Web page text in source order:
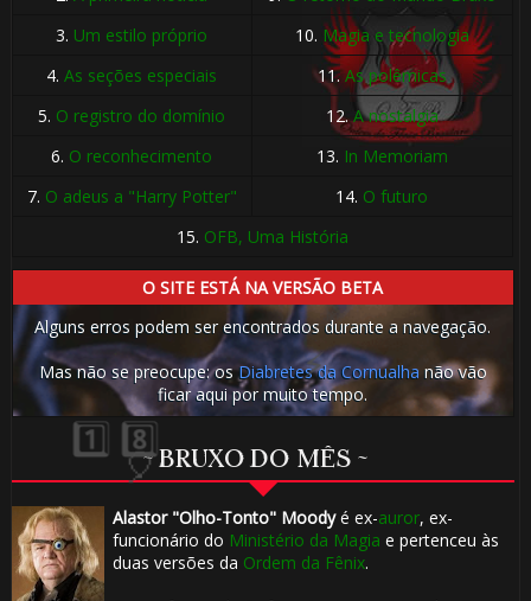
3. Um estilo próprio 10. Magia e tecnologia
4.As seções especiais 11.As polêmicas
5. O registro do domínio 12.A nostalgia
6. O reconhecimento 13. In Memoriam
7. O adeus a "Harry Potter" 14. O futuro
15. OFB, Uma História
O SITE ESTÁ NA VERSÃO BETA
Alguns erros podem ser encontrados durante a navegação.
Mas não se preocupe: osDiabretes da Cornualha não vão
ficar aqui por muito tempo.
~ BRUXO DO MÊS ~
Alastor "Olho-Tonto" Moodyé ex-auror, ex-
funcionário do Ministério da Magia e pertenceu às
duas versões da Ordem da Fênix.
8️⃣
🎈